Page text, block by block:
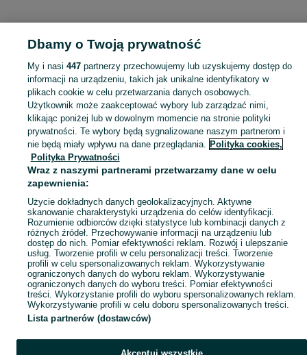
KATEGORIA
Mapa kategorii
Mapa miejscowości
Mapa ministron
Popularne wyszukiwania
Dbamy o Twoją prywatność
My i nasi 447partnerzy przechowujemy lub uzyskujemy dostęp do
informacji na urządzeniu, takich jak unikalne identyfikatory w
plikach cookie w celu przetwarzania danych osobowych.
Użytkownik może zaakceptować wybory lub zarządzać nimi,
klikając poniżej lub w dowolnym momencie na stronie polityki
prywatności. Te wybory będą sygnalizowane naszym partnerom i
nie będą miały wpływu na dane przeglądania. Polityka cookies,
Polityka Prywatności
Wraz z naszymi partnerami przetwarzamy dane w celu
zapewnienia:
Użycie dokładnych danych geolokalizacyjnych. Aktywne
skanowanie charakterystyki urządzenia do celów identyfikacji.
Rozumienie odbiorców dzięki statystyce lub kombinacji danych z
różnych źródeł. Przechowywanie informacji na urządzeniu lub
dostęp do nich. Pomiar efektywności reklam. Rozwój i ulepszanie
usług. Tworzenie profili w celu personalizacji treści. Tworzenie
profili w celu spersonalizowanych reklam. Wykorzystywanie
ograniczonych danych do wyboru reklam. Wykorzystywanie
ograniczonych danych do wyboru treści. Pomiar efektywności
treści. Wykorzystanie profili do wyboru spersonalizowanych reklam.
Wykorzystywanie profili w celu doboru spersonalizowanych treści.
Lista partnerów (dostawców)